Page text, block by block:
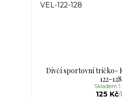
Dívčí sportovní tričko-
122-128
125 Kč/
Skladem 1